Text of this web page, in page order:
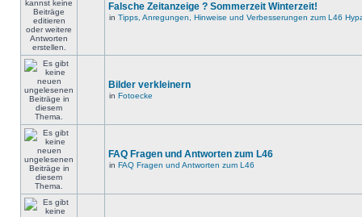
Falsche Zeitanzeige ? Sommerzeit Winterzeit!
in Tipps, Anregungen, Hinweise und Verbesserungen zum L46
Bilder verkleinern
in Fotoecke
FAQ Fragen und Antworten zum L46
in FAQ Fragen und Antworten zum L46